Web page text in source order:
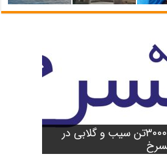
و گوجه‌فرنگی از مزارع
کوهسرخ؛ پیش‌بینی تولید بیش از ۲۷ هزارتولید بیش از ۳۰۰۰تن سیب و گلابی در
مینی‌بوس زائران گنابادی
در محور کاشمر ـ کوهسرخ؛ ۵ جان‌باخته و
از محور کاشمر ـ
نقاط حادثه‌خیز
پرورش شهرستان
شد؛ تأکید بر آمادگی
تحصیلی جدید